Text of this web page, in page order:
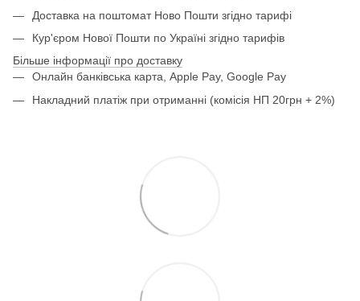
Доставка на поштомат Ново Пошти згідно тарифі
Кур'єром Нової Пошти по Україні згідно тарифів
Більше інформації про доставку
Онлайн банківська карта, Apple Pay, Google Pay
Накладний платіж при отриманні (комісія НП 20грн + 2%)